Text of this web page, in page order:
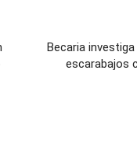
Becaria
escarabajos